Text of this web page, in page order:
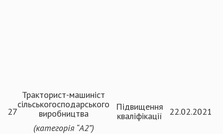
27
Тракторист-машиніст
сільськогосподарського
виробництва
(категорія “А2”)
Підвищення
кваліфікації
22.02.2021